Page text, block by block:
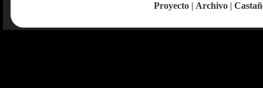
Proyecto | Archivo |